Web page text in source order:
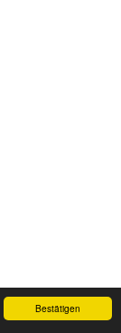
Bestätigen